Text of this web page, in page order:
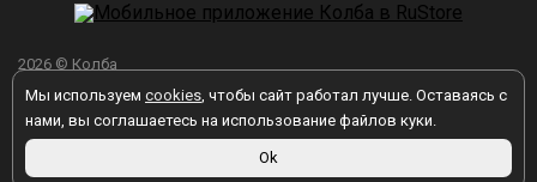
Мы используем cookies, чтобы сайт работал лучше. Оставаясь с
нами, вы соглашаетесь на использование файлов куки.
Ok
2026 © Колба
Вы принимаете условия политики в отношении обработки
персональных данных